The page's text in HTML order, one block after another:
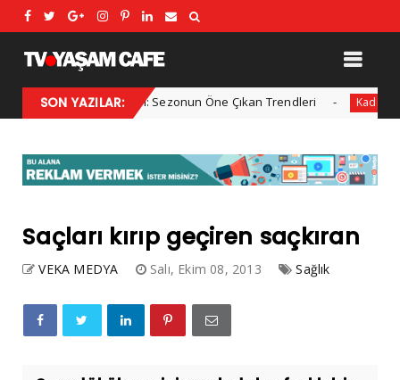
SON YAZILAR:
2025 Kış Modası: Sezonun Öne Çıkan Trendleri Kadın Her
Saçları kırıp geçiren saçkıran
VEKA MEDYA Salı, Ekim 08, 2013 Sağlık